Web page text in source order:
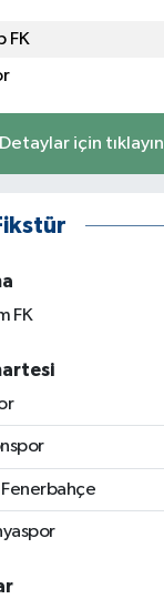
FK
Detaylar için tıklayın
FK